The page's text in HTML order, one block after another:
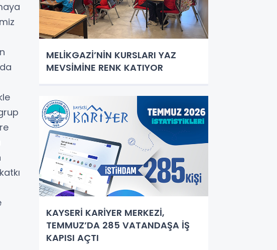
MELİKGAZİ’NİN KURSLARI YAZ
MEVSİMİNE RENK KATIYOR
KAYSERİ KARİYER MERKEZİ,
TEMMUZ’DA 285 VATANDAŞA İŞ
KAPISI AÇTI